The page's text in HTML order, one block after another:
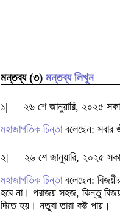
মন্তব্য (৩) মন্তব্য লিখুন
১|
২৬ শে জানুয়ারি, ২০২৫
মহাজাগতিক চিন্তাবলেছেন: সবার
২|
২৬ শে জানুয়ারি, ২০২৫
মহাজাগতিক চিন্তাবলেছেন:
হবে না। পরাজয় সহজ, কিন্তু
দিতে হয়। নতুবা তারা কষ্ট পায়।